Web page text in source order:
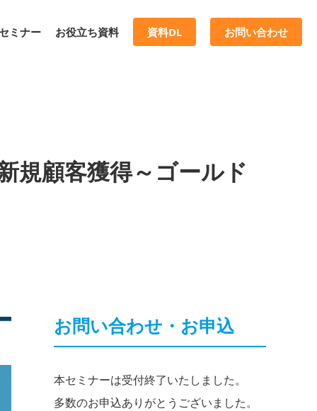
ミナー お役立ち資料 資料DL お問い合わせ
規顧客獲得～ゴールド
お問い合わせ・お申込
本セミナーは受付終了いたしました。
多数のお申込ありがとうございました。